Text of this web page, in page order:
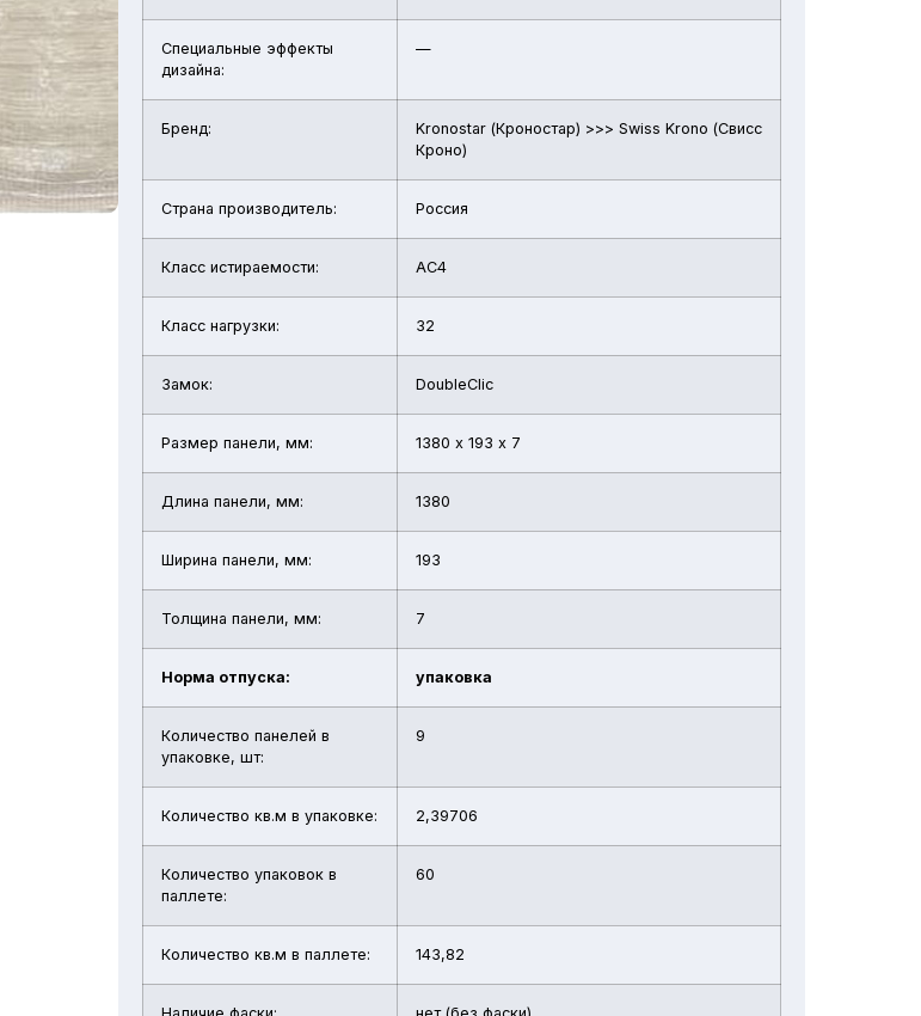
Специальные эффекты
дизайна:
—
Бренд:
Kronostar (Кроностар) >>> Swiss Krono (Свисс
Кроно)
Страна производитель: Россия
Класс истираемости: АС4
Класс нагрузки: 32
Замок: DoubleClic
Размер панели, мм: 1380 х 193 х 7
Длина панели, мм: 1380
Ширина панели, мм: 193
Толщина панели, мм: 7
Норма отпуска: упаковка
Количество панелей в
упаковке, шт:
9
Количество кв.м в упаковке: 2,39706
Количество упаковок в
паллете:
60
Количество кв.м в паллете: 143,82